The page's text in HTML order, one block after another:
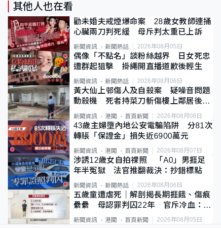
其他人也在看
勸未婚夫戒煙爆命案 28歲女教師連捅
心臟兩刀判死緩 母斥判太重已上訴
新聞資訊 新聞熱話 2026年08月05日
偶像「不點名」談粉絲越界 日女死忠
遭群起狙擊 掛繩開直播道歉後輕生
新聞資訊 新聞熱話 2026年08月06日
黃大仙上邨傷人及自殺案 疑噪音問題
動殺機 死者持菜刀斬傷樓上鄰居後墮
新聞資訊 港聞 首頁新聞 2026年08月08日
43歲主婦墮內地公安電騙陷阱 分81次
轉賬「保證金」損失近6900萬元
新聞資訊 港聞 首頁新聞 2026年08月07日
涉誘12歲女自拍祼照 「A0」男捱足
年半冤獄 法官推翻裁決：抄錯標點
新聞資訊 新聞熱話 2026年08月06日
五歲童遭虐死｜解剖揭長期捱餓、傷痕
纍纍 母認罪判囚22年 官斥冷血：同
類案最惡劣
新聞資訊 港聞 首頁新聞 2026年08月05日